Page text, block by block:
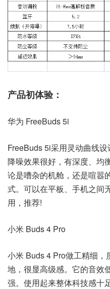
产品初体验：
华为 FreeBuds 5i
FreeBuds 5i采用灵动曲线设
降噪效果很好，有深度、均
论是嘈杂的机舱，还是喧嚣
式。可以在平板、手机之间
用，推荐!
小米 Buds 4 Pro
小米 Buds 4 Pro做工精细
地，很显高级感。它的音效
强。使用起来整体科技感十